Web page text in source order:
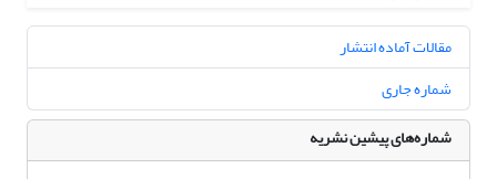
مقالات آماده انتشار
شماره جاری
شماره‌های پیشین نشریه